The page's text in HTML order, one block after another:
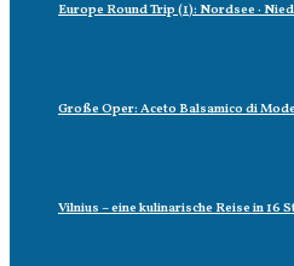
Europe Round Trip (1): Nordsee ·
Große Oper: Aceto Balsamico di
Vilnius – eine kulinarische Reise in 16